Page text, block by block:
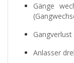
Gänge
Anlasser